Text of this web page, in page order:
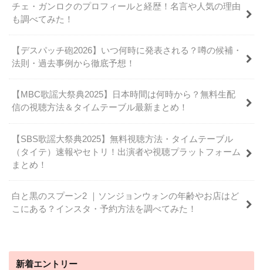
チェ・ガンロクのプロフィールと経歴！名言や人気の理由
も調べてみた！
【デスパッチ砲2026】いつ何時に発表される？噂の候補・
法則・過去事例から徹底予想！
【MBC歌謡大祭典2025】日本時間は何時から？無料生配
信の視聴方法＆タイムテーブル最新まとめ！
【SBS歌謡大祭典2025】無料視聴方法・タイムテーブル
（タイテ）速報やセトリ！出演者や視聴プラットフォーム
まとめ！
白と黒のスプーン2 ｜ソンジョンウォンの年齢やお店はど
こにある？インスタ・予約方法を調べてみた！
新着エントリー